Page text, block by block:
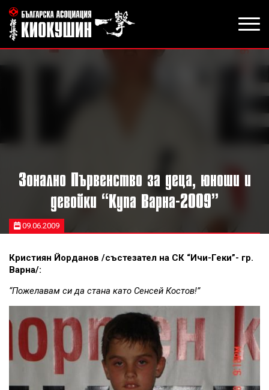
Зонално Първенство за деца, юноши и
девойки “Купа Варна-2009”
09.06.2009
Кристиян Йорданов /състезател на СК “Ичи-Геки”- гр.
Варна/:
“Пожелавам си да стана като Сенсей Костов!”